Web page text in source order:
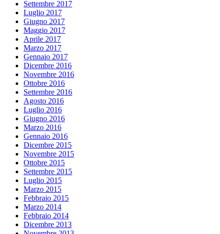
Settembre 2017
Luglio 2017
Giugno 2017
Maggio 2017
Aprile 2017
Marzo 2017
Gennaio 2017
Dicembre 2016
Novembre 2016
Ottobre 2016
Settembre 2016
Agosto 2016
Luglio 2016
Giugno 2016
Marzo 2016
Gennaio 2016
Dicembre 2015
Novembre 2015
Ottobre 2015
Settembre 2015
Luglio 2015
Marzo 2015
Febbraio 2015
Marzo 2014
Febbraio 2014
Dicembre 2013